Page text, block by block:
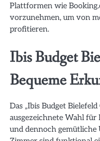
Plattformen wie
vorzunehmen, um von
profitieren.
Ibis Budget
Bequeme
Das „Ibis Budget
ausgezeichnete Wahl für
und dennoch